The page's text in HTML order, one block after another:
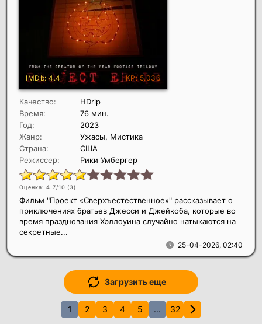
Качество:
HDrip
Время:
76 мин.
Год:
2023
Жанр:
Ужасы, Мистика
Страна:
США
Режиссер:
Рики Умбергер
Оценка: 4.7/10 (3)
25-04-2026, 02:40
Фильм "Проект «Сверхъестественное»" рассказывает о
приключениях братьев Джесси и Джейкоба, которые во
время празднования Хэллоуина случайно натыкаются на
секретные...
Загрузить еще
1 2 3 4 5 ... 32